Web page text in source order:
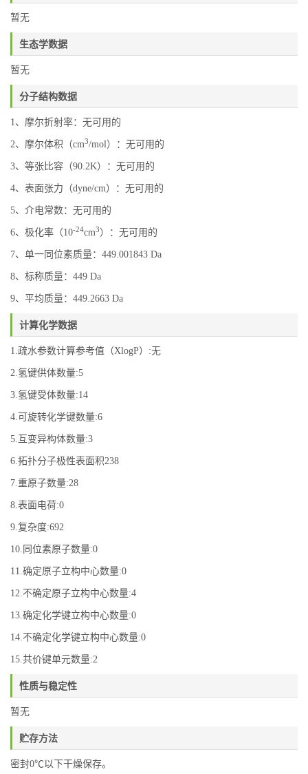
暂无
生态学数据
暂无
分子结构数据
1、摩尔折射率：无可用的
2、摩尔体积（cm3/mol）：无可用的
3、等张比容（90.2K）：无可用的
4、表面张力（dyne/cm）：无可用的
5、介电常数：无可用的
6、极化率（10-24cm3）：无可用的
7、单一同位素质量：449.001843 Da
8、标称质量：449 Da
9、平均质量：449.2663 Da
计算化学数据
1.疏水参数计算参考值（XlogP）:无
2.氢键供体数量:5
3.氢键受体数量:14
4.可旋转化学键数量:6
5.互变异构体数量:3
6.拓扑分子极性表面积238
7.重原子数量:28
8.表面电荷:0
9.复杂度:692
10.同位素原子数量:0
11.确定原子立构中心数量:0
12.不确定原子立构中心数量:4
13.确定化学键立构中心数量:0
14.不确定化学键立构中心数量:0
15.共价键单元数量:2
性质与稳定性
暂无
贮存方法
密封0℃以下干燥保存。